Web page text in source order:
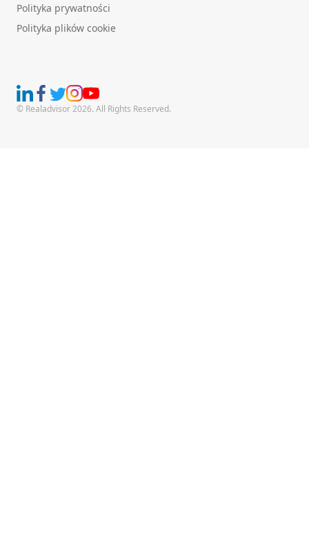
Polityka prywatności
Polityka plików cookie
© Realadvisor 2026. All Rights Reserved.